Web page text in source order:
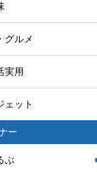
グルメ
実用
ェット
ー
ぶ